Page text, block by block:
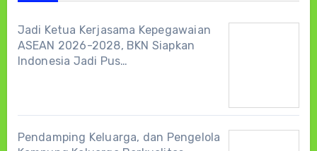
Jadi Ketua Kerjasama Kepegawaian
ASEAN 2026-2028, BKN Siapkan
Indonesia Jadi Pus…
Pendamping Keluarga, dan Pengelola